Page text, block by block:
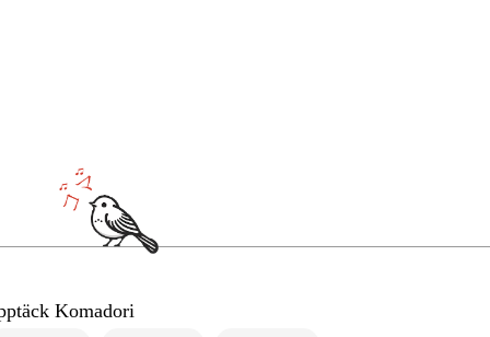
Komadori